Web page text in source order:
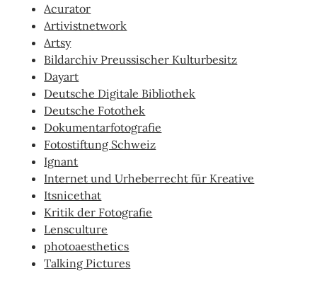
Acurator
Artivistnetwork
Artsy
Bildarchiv Preussischer Kulturbesitz
Dayart
Deutsche Digitale Bibliothek
Deutsche Fotothek
Dokumentarfotografie
Fotostiftung Schweiz
Ignant
Internet und Urheberrecht für Kreative
Itsnicethat
Kritik der Fotografie
Lensculture
photoaesthetics
Talking Pictures